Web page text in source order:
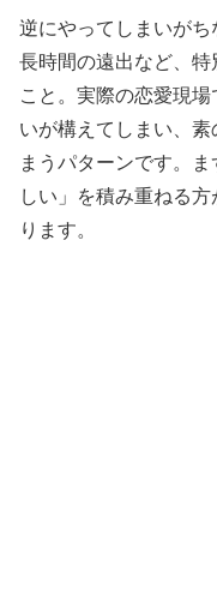
逆にやってしまいが
長時間の遠出など、特
こと。実際の恋愛現
いが構えてしまい、
まうパターンです。
しい」を積み重ねる
ります。